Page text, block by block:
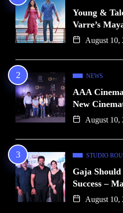
Young &
Varre’s
August 10,
NEWS
AAA
New
August 10,
STUDIO
Gaja
Success –
August 10,